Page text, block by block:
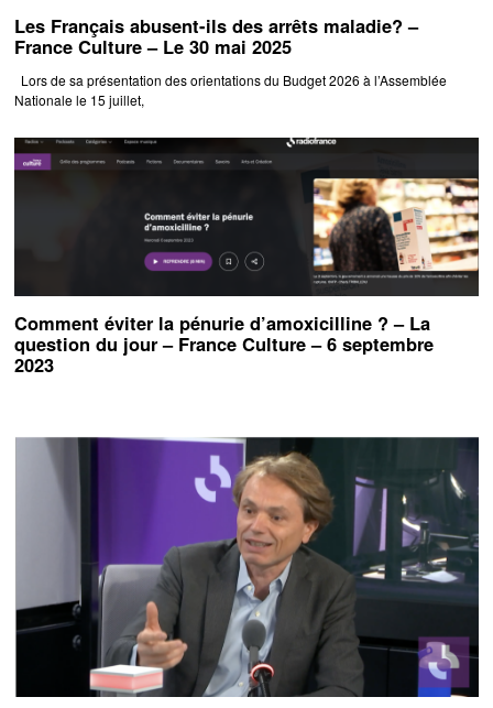
Les Français abusent-ils des arrêts maladie? –
France Culture – Le 30 mai 2025
Lors de sa présentation des orientations du Budget 2026 à l’Assemblée
Nationale le 15 juillet,
Comment éviter la pénurie d’amoxicilline ? – La
question du jour – France Culture – 6 septembre
2023